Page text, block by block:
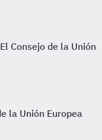
Consejo de la Unión
la Unión Europea